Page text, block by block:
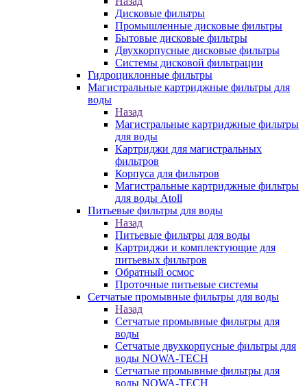
Дисковые фильтры
Промышленные дисковые фильтры
Бытовые дисковые фильтры
Двухкорпусные дисковые фильтры
Системы дисковой фильтрации
Гидроциклонные фильтры
Магистральные картриджные фильтры для
воды
Назад
Магистральные картриджные фильтры
для воды
Картриджи для магистральных
фильтров
Корпуса для фильтров
Магистральные картриджные фильтры
для воды Atoll
Питьевые фильтры для воды
Назад
Питьевые фильтры для воды
Картриджи и комплектующие для
питьевых фильтров
Обратный осмос
Проточные питьевые системы
Сетчатые промывные фильтры для воды
Назад
Сетчатые промывные фильтры для
воды
Сетчатые двухкорпусные фильтры для
воды NOWA-TECH
Сетчатые промывные фильтры для
воды NOWA-TECH